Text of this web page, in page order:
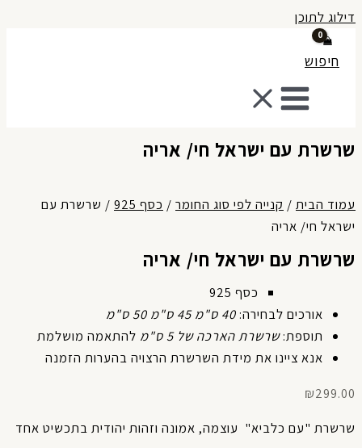
לתוכן
חיפוש
עם ישראל חי/ אריה
הבית/קנייה לפי סוג החומר/כסף 925
/ שרשרת עם
חי/ אריה
עם ישראל חי/ אריה
כסף 925
אורכים לבחירה:40 ס"מ 45 ס"מ 50 ס"מ
תוספת:שרשרת הארכה של 5 ס"מ
להתאמה מושלמת
אנא ציינו את מידת השרשרת הרצויה בהערות הזמנה
₪
"עם כלביא" עוצמה, אמונה וזהות יהודית בתכשיט אחד